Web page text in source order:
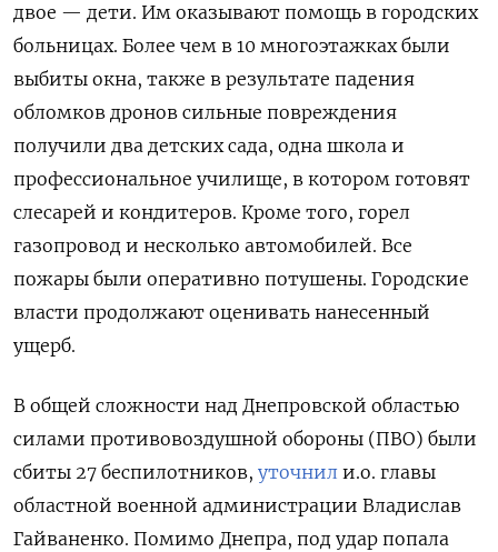
двое — дети. Им оказывают помощь в городских
больницах. Более чем в 10 многоэтажках были
выбиты окна, также в результате падения
обломков дронов сильные повреждения
получили два детских сада, одна школа и
профессиональное училище, в котором готовят
слесарей и кондитеров. Кроме того, горел
газопровод и несколько автомобилей. Все
пожары были оперативно потушены. Городские
власти продолжают оценивать нанесенный
ущерб.
В общей сложности над Днепровской областью
силами противовоздушной обороны (ПВО) были
сбиты 27 беспилотников, уточнил и.о. главы
областной военной администрации Владислав
Гайваненко. Помимо Днепра, под удар попала